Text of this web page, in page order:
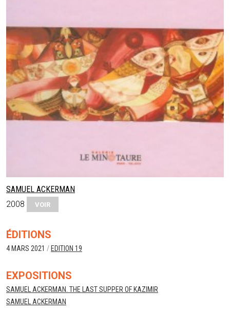
SAMUEL ACKERMAN
2008
VOIR
ÉDITIONS
4 MARS 2021 / EDITION 19
EXPOSITIONS
SAMUEL ACKERMAN. THE LAST SUPPER OF KAZIMIR
SAMUEL ACKERMAN